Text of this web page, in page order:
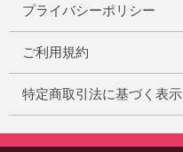
プライバシーポリシー
ご利用規約
特定商取引法に基づく表示